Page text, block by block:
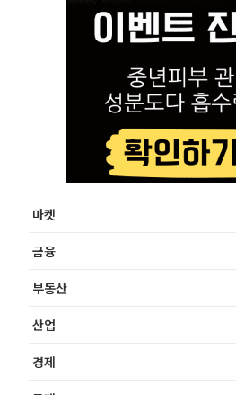
마켓
금융
부동산
산업
경제